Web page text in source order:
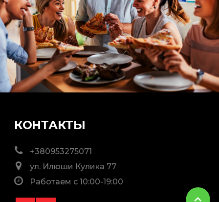
КОНТАКТЫ
+380953275071
ул. Илюши Кулика 77
Работаем с 10:00-19:00